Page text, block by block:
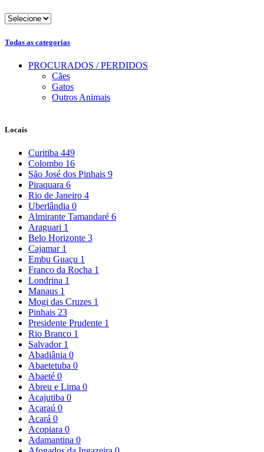
Todas as categorias
PROCURADOS / PERDIDOS
Cães
Gatos
Outros Animais
Locais
Curitiba 449
Colombo 16
São José dos Pinhais 9
Piraquara 6
Rio de Janeiro 4
Uberlândia 0
Almirante Tamandaré 6
Araguari 1
Belo Horizonte 3
Cajamar 1
Embu Guaçu 1
Franco da Rocha 1
Londrina 1
Manaus 1
Mogi das Cruzes 1
Pinhais 23
Presidente Prudente 1
Rio Branco 1
Salvador 1
Abadiânia 0
Abaetetuba 0
Abaeté 0
Abreu e Lima 0
Acajutiba 0
Acaraú 0
Acará 0
Acopiara 0
Adamantina 0